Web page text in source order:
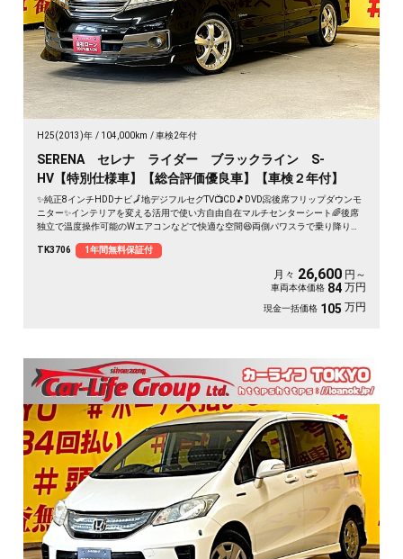
H25(2013)年 104,000km 車検2年付
SERENA セレナ ライダー ブラックライン S-
HV【特別仕様車】【総合評価優良車】【車検２年付】
✨純正8インチHDDナビ🗾地デジフルセグTV📺CD🎵DVD📀後席フリップダウンモ
ニター✨インテリアを変える活用で使い方自由自在マルチセンターシート🌈後席
独立で温度操作可能のWエアコンなどで快適な空間😆両側パワスラで乗り降りラ
TK3706
1年間無料保証付
月々 26,600 円～
車両本体価格 84 万円
現金一括価格 105 万円